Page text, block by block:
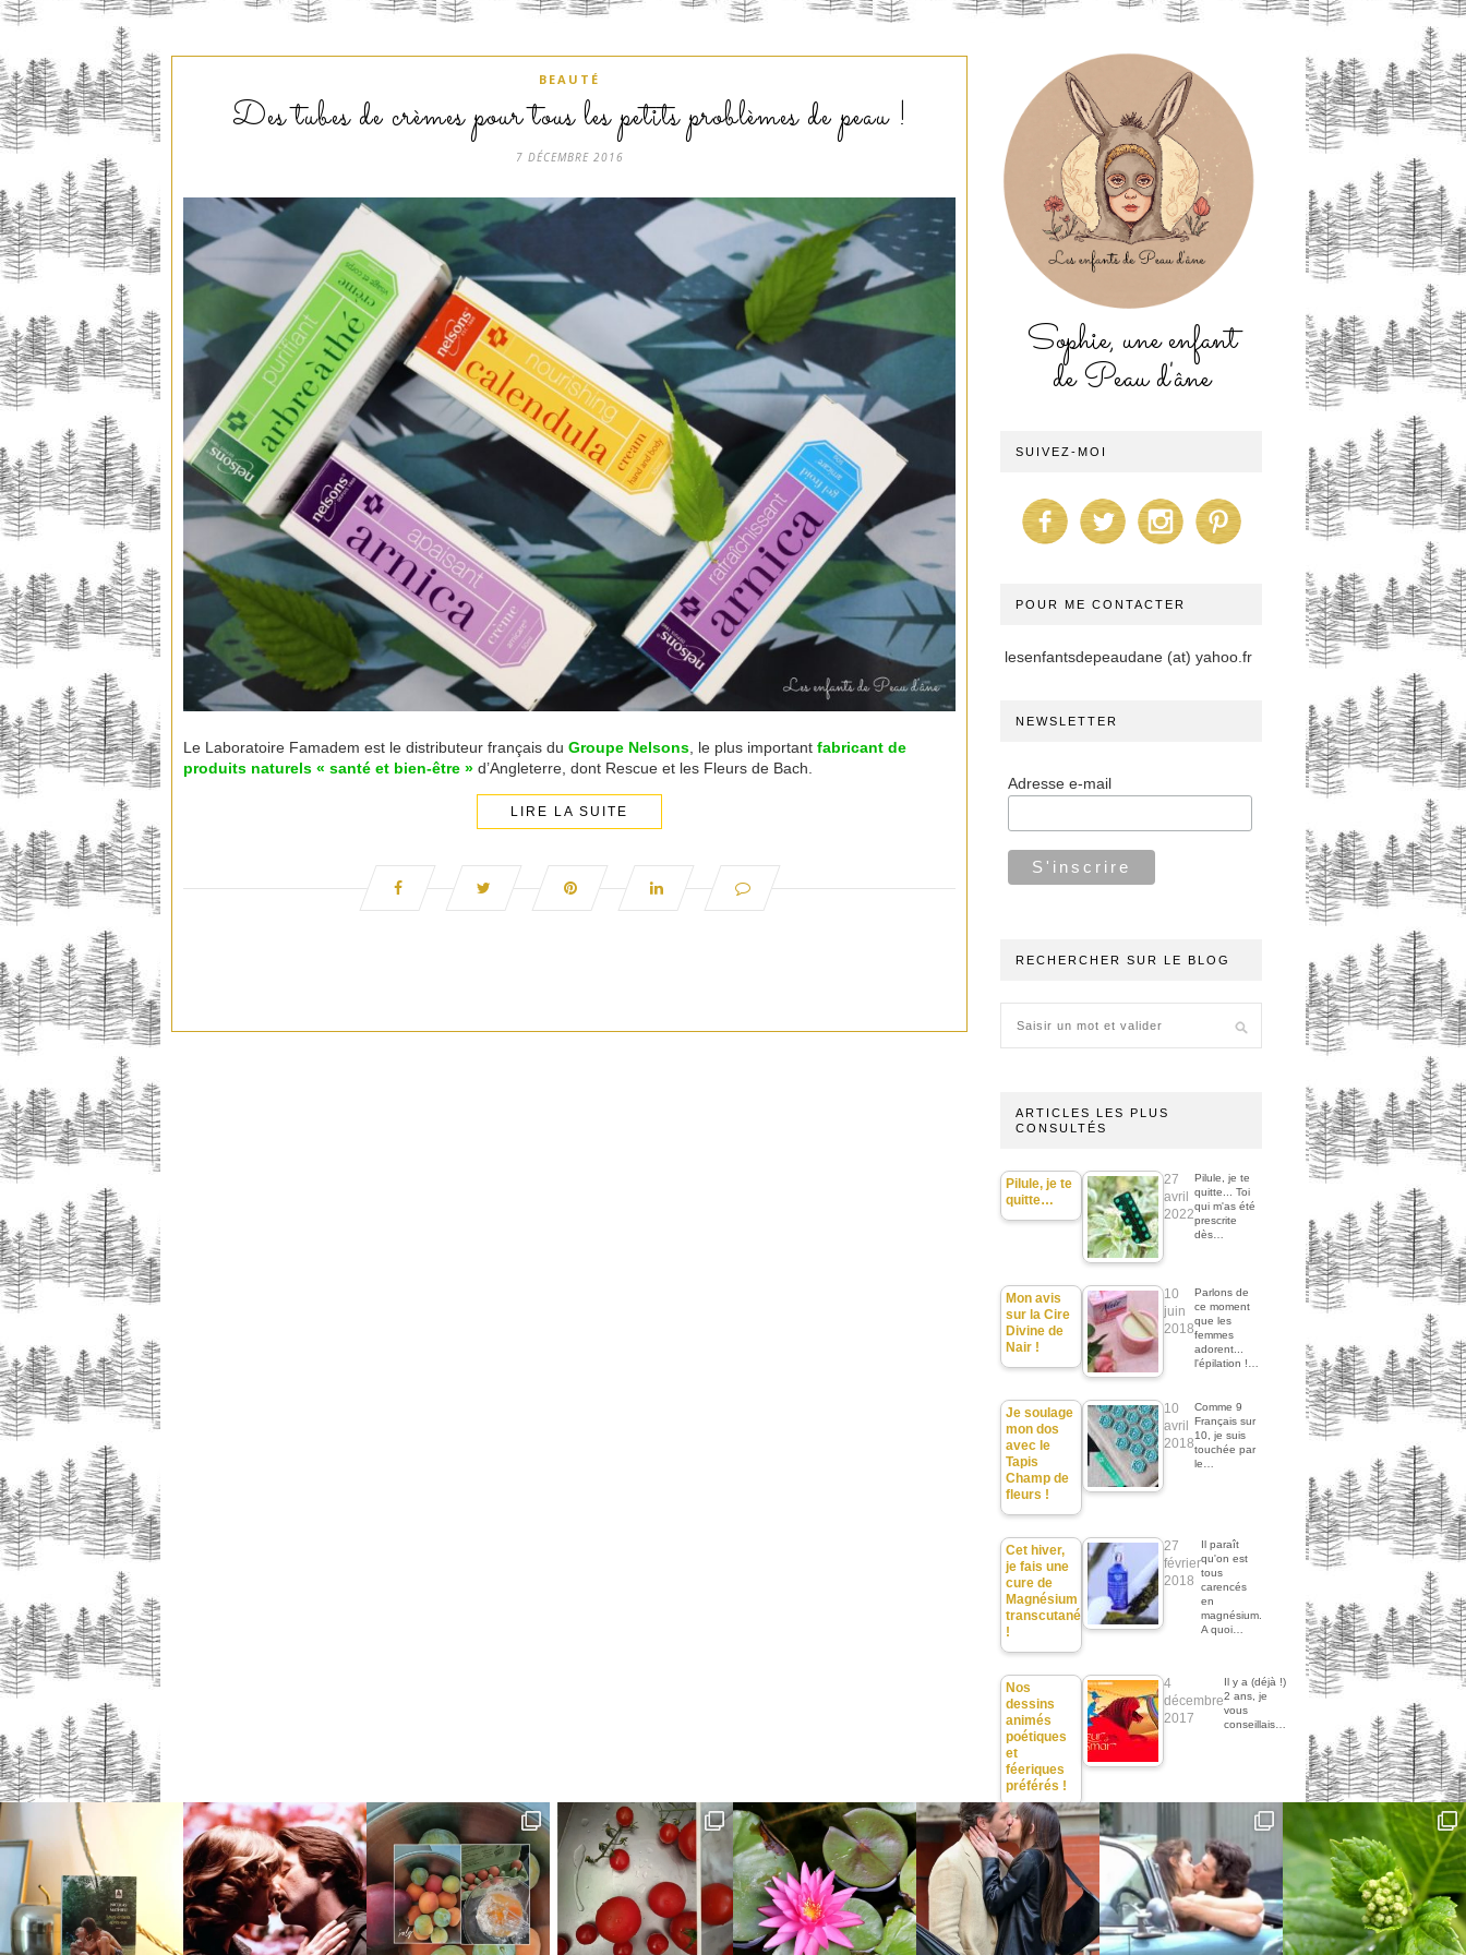
BEAUTÉ
Des tubes de crèmes pour tous les petits problèmes de peau !
7 DÉCEMBRE 2016
Le Laboratoire Famadem est le distributeur français du Groupe Nelsons, le plus important fabricant de
produits naturels « santé et bien-être » d’Angleterre, dont Rescue et les Fleurs de Bach.
LIRE LA SUITE
Sophie, une enfant
de Peau d'âne
SUIVEZ-MOI
POUR ME CONTACTER
lesenfantsdepeaudane (at) yahoo.fr
NEWSLETTER
Adresse e-mail
RECHERCHER SUR LE BLOG
ARTICLES LES PLUS
CONSULTÉS
Pilule, je te
quitte…
27
avril
2022
Pilule, je te
quitte... Toi
qui m'as été
prescrite
dès…
Mon avis
sur la Cire
Divine de
Nair !
10
juin
2018
Parlons de
ce moment
que les
femmes
adorent...
l'épilation !…
Je soulage
mon dos
avec le
Tapis
Champ de
fleurs !
10
avril
2018
Comme 9
Français sur
10, je suis
touchée par
le…
Cet hiver,
je fais une
cure de
Magnésium
transcutané
!
27
février
2018
Il paraît
qu'on est
tous
carencés
en
magnésium.
A quoi…
Nos
dessins
animés
poétiques
et
féeriques
préférés !
4
décembre
2017
Il y a (déjà !)
2 ans, je
vous
conseillais…